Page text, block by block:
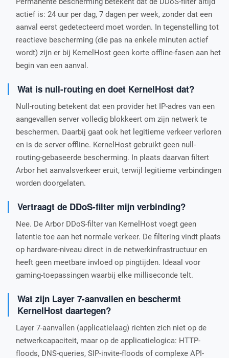
actief is: 24 uur per dag, 7 dagen per week, zonder dat een
aanval eerst gedetecteerd moet worden. In tegenstelling tot
reactieve bescherming (die pas na enkele minuten actief
wordt) zijn er bij KernelHost geen korte offline-fasen aan het
begin van een aanval.
Wat is null-routing en doet KernelHost dat?
Null-routing betekent dat een provider het IP-adres van een
aangevallen server volledig blokkeert om zijn netwerk te
beschermen. Daarbij gaat ook het legitieme verkeer verloren
en is de server offline. KernelHost gebruikt geen null-
routing-gebaseerde bescherming. In plaats daarvan filtert
Arbor het aanvalsverkeer eruit, terwijl legitieme verbindingen
worden doorgelaten.
Vertraagt de DDoS-filter mijn verbinding?
Nee. De Arbor DDoS-filter van KernelHost voegt geen
latentie toe aan het normale verkeer. De filtering vindt plaats
op hardware-niveau direct in de netwerkinfrastructuur en
heeft geen meetbare invloed op pingtijden. Ideaal voor
gaming-toepassingen waarbij elke milliseconde telt.
Wat zijn Layer 7-aanvallen en beschermt
KernelHost daartegen?
Layer 7-aanvallen (applicatielaag) richten zich niet op de
netwerkcapaciteit, maar op de applicatielogica: HTTP-
floods, DNS-queries, SIP-invite-floods of complexe API-